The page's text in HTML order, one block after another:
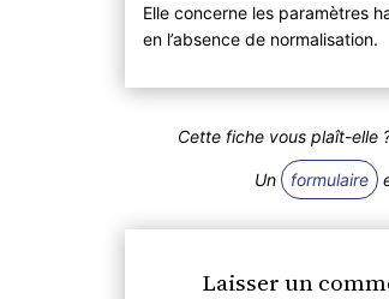
Elle concerne les paramètres
en l’absence de normalisation.
Cette fiche vous plaît-elle
Un formulaire
Laisser un